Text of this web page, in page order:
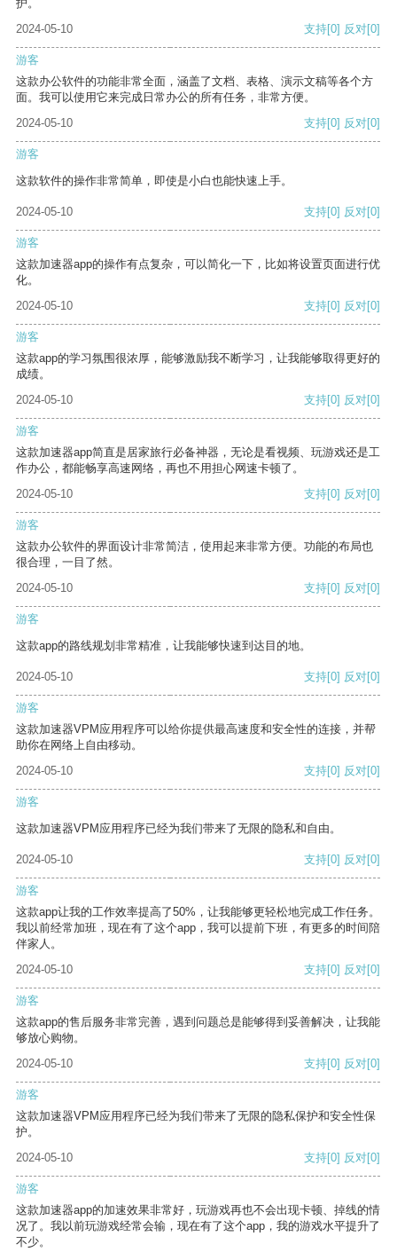
护。
2024-05-10
支持[0] 反对[0]
游客
这款办公软件的功能非常全面，涵盖了文档、表格、演示文稿等各个方
面。我可以使用它来完成日常办公的所有任务，非常方便。
2024-05-10
支持[0] 反对[0]
游客
这款软件的操作非常简单，即使是小白也能快速上手。
2024-05-10 支持[0] 反对[0]
游客
这款加速器app的操作有点复杂，可以简化一下，比如将设置页面进行优
化。
2024-05-10
支持[0] 反对[0]
游客
这款app的学习氛围很浓厚，能够激励我不断学习，让我能够取得更好的
成绩。
2024-05-10
支持[0] 反对[0]
游客
这款加速器app简直是居家旅行必备神器，无论是看视频、玩游戏还是工
作办公，都能畅享高速网络，再也不用担心网速卡顿了。
2024-05-10
支持[0] 反对[0]
游客
这款办公软件的界面设计非常简洁，使用起来非常方便。功能的布局也
很合理，一目了然。
2024-05-10
支持[0] 反对[0]
游客
这款app的路线规划非常精准，让我能够快速到达目的地。
2024-05-10 支持[0] 反对[0]
游客
这款加速器VPM应用程序可以给你提供最高速度和安全性的连接，并帮
助你在网络上自由移动。
2024-05-10
支持[0] 反对[0]
游客
这款加速器VPM应用程序已经为我们带来了无限的隐私和自由。
2024-05-10 支持[0] 反对[0]
游客
这款app让我的工作效率提高了50%，让我能够更轻松地完成工作任务。
我以前经常加班，现在有了这个app，我可以提前下班，有更多的时间陪
伴家人。
2024-05-10
支持[0] 反对[0]
游客
这款app的售后服务非常完善，遇到问题总是能够得到妥善解决，让我能
够放心购物。
2024-05-10
支持[0] 反对[0]
游客
这款加速器VPM应用程序已经为我们带来了无限的隐私保护和安全性保
护。
2024-05-10
支持[0] 反对[0]
游客
这款加速器app的加速效果非常好，玩游戏再也不会出现卡顿、掉线的情
况了。我以前玩游戏经常会输，现在有了这个app，我的游戏水平提升了
不少。